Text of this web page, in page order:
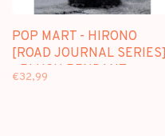
POP MART - HIRONO
[ROAD JOURNAL SERIES]
- PLUSH PENDANT
€32,99